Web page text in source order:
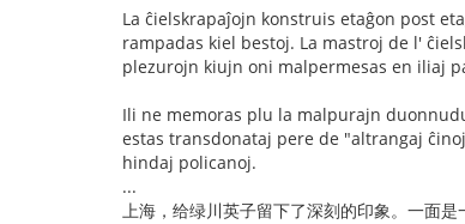
La ĉielskrapaĵojn konstruis etaĝon post
rampadas kiel bestoj. La mastroj de l'
plezurojn kiujn oni malpermesas en iliaj
Ili ne memoras plu la malpurajn
estas transdonataj pere de "altrangaj
hindaj policanoj.
...
上海，给绿川英子留下了深刻的印象。一面